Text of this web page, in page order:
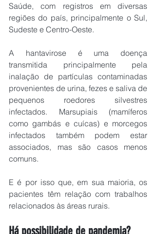
Saúde, com registros em diversas
regiões do país, principalmente o Sul,
Sudeste e Centro-Oeste.
A hantavirose é uma doença
transmitida principalmente pela
inalação de partículas contaminadas
provenientes de urina, fezes e saliva de
pequenos roedores silvestres
infectados. Marsupiais (mamíferos
como gambás e cuícas) e morcegos
infectados também podem estar
associados, mas são casos menos
comuns.
E é por isso que, em sua maioria, os
pacientes têm relação com trabalhos
relacionados às áreas rurais.
Há possibilidade de pandemia?